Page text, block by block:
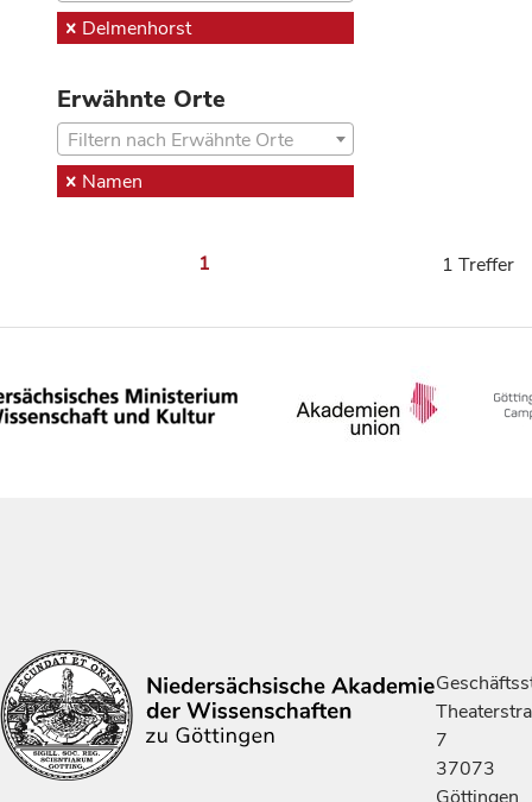
Delmenhorst
Erwähnte Orte
Filtern nach Erwähnte Orte
Namen
1 1 Treffer
7
37073